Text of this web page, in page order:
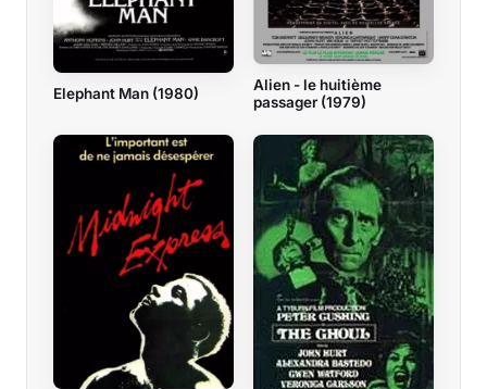
Elephant Man (1980)
Alien - le huitième
passager (1979)